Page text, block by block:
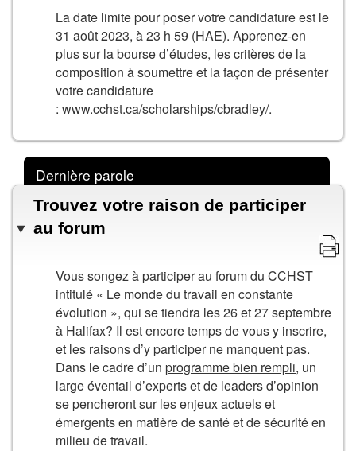
La date limite pour poser votre candidature est le
31 août 2023, à 23 h 59 (HAE). Apprenez-en
plus sur la bourse d’études, les critères de la
composition à soumettre et la façon de présenter
votre candidature
: www.cchst.ca/scholarships/cbradley/.
Dernière parole
Trouvez votre raison de participer
au forum
Vous songez à participer au forum du CCHST
intitulé « Le monde du travail en constante
évolution », qui se tiendra les 26 et 27 septembre
à Halifax? Il est encore temps de vous y inscrire,
et les raisons d’y participer ne manquent pas.
Dans le cadre d’un programme bien rempli, un
large éventail d’experts et de leaders d’opinion
se pencheront sur les enjeux actuels et
émergents en matière de santé et de sécurité en
milieu de travail.